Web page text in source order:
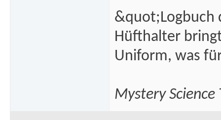
&quot;Logbuch
Hüfthalter
Uniform, was
Mystery